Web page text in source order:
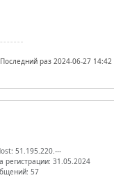
раз 2024-06-27
51.195.220.---
регистрации: 31.05.2024
57